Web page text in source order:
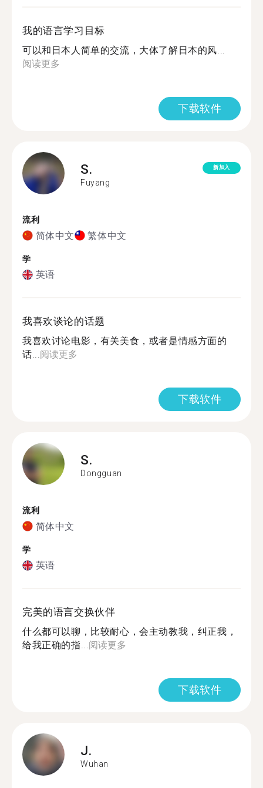
我的语言学习目标
可以和日本人简单的交流，大体了解日本的风...
阅读更多
下载软件
S.
Fuyang
新加入
流利
简体中文 繁体中文
学
英语
我喜欢谈论的话题
我喜欢讨论电影，有关美食，或者是情感方面的
话...阅读更多
下载软件
S.
Dongguan
流利
简体中文
学
英语
完美的语言交换伙伴
什么都可以聊，比较耐心，会主动教我，纠正我，
给我正确的指...阅读更多
下载软件
J.
Wuhan